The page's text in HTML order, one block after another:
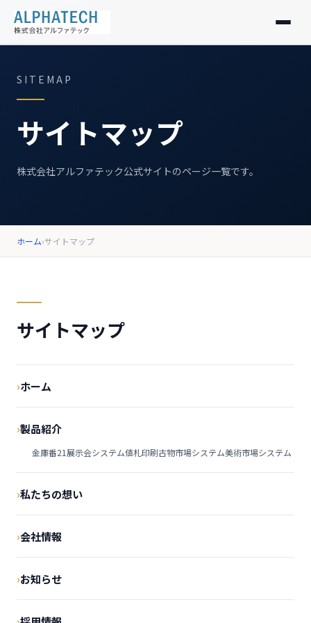
私たちの想い
会社情報
採用情報
SITEMAP
サイトマップ
株式会社アルファテック公式サイトのページ一覧です。
ホーム›サイトマップ
サイトマップ
ホーム
製品紹介
金庫番21 展示会システム値札印刷古物市場システム美術市場システム
私たちの想い
会社情報
お知らせ